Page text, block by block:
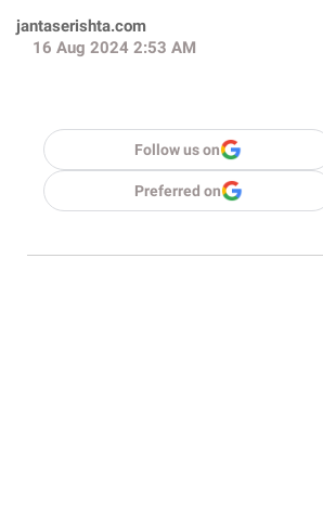
jantaserishta.com
16 Aug 2024 2:53 AM
Follow us on
Preferred on